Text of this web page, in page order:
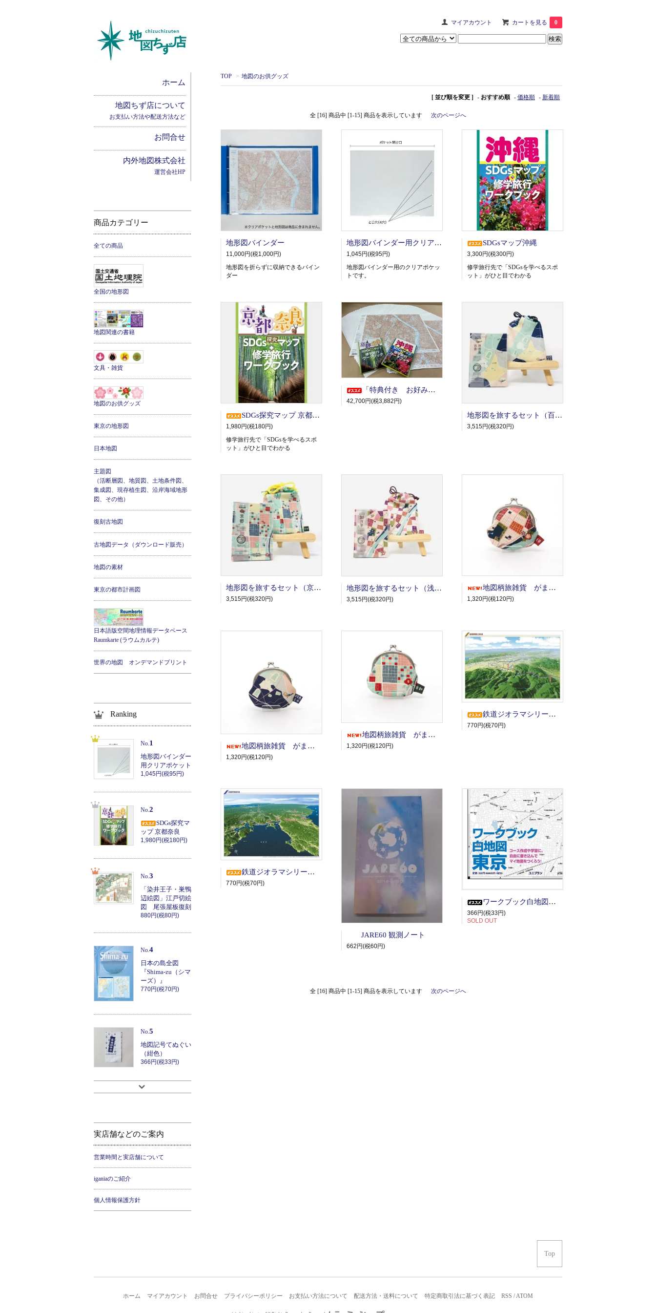
マイアカウント カートを見る 0
TOP > 地図のお供グッズ
[ 並び順を変更 ] - おすすめ順 - 価格順 - 新着順
全 [16] 商品中 [1-15] 商品を表示しています 次のページへ
地形図バインダー
11,000円(税1,000円)
地形図を折らずに収納できるバイン
ダー
地形図バインダー用クリアポケット
1,045円(税95円)
地形図バインダー用のクリアポケッ
トです。
SDGsマップ沖縄
3,300円(税300円)
修学旅行先で「SDGsを学べるスポ
ット」がひと目でわかる
SDGs探究マップ 京都奈良
1,980円(税180円)
修学旅行先で「SDGsを学べるスポ
ット」がひと目でわかる
「特典付き お好み地形図50枚セット」
42,700円(税3,882円)
地形図を旅するセット（百舌鳥・古市古墳群）御朱印帳＆巾着＆地形図1枚
3,515円(税320円)
地形図を旅するセット（京都）御朱印帳＆巾着＆地形図1枚
3,515円(税320円)
地形図を旅するセット（浅草）御朱印帳＆巾着＆地形図1枚
3,515円(税320円)
地図柄旅雑貨 がまぐち/東京（浅草）
1,320円(税120円)
地図柄旅雑貨 がまぐち/大阪(百舌鳥・古市)
1,320円(税120円)
地図柄旅雑貨 がまぐち/京都
1,320円(税120円)
鉄道ジオラマシリーズ 嵯峨野観光鉄道
770円(税70円)
鉄道ジオラマシリーズ 京都丹後鉄道
770円(税70円)
JARE60 観測ノート
662円(税60円)
ワークブック白地図 東京
366円(税33円)
SOLD OUT
全 [16] 商品中 [1-15] 商品を表示しています 次のページへ
ホーム
地図ちず店について
お支払い方法や配送方法など
お問合せ
内外地図株式会社
運営会社HP
商品カテゴリー
全ての商品
全国の地形図
地図関連の書籍
文具・雑貨
地図のお供グッズ
東京の地形図
日本地図
主題図
（活断層図、地質図、土地条件図、
集成図、現存植生図、沿岸海域地形
図、その他）
復刻古地図
古地図データ（ダウンロード販売）
地図の素材
東京の都市計画図
日本語版空間地理情報データベース
Raumkarte (ラウムカルテ)
世界の地図 オンデマンドプリント
Ranking
No.1
地形図バインダー
用クリアポケット
1,045円(税95円)
No. 2
SDGs探究マ
ップ 京都奈良
1,980円(税180円)
No. 3
「染井王子・巣鴨
辺絵図」江戸切絵
図 尾張屋板復刻
880円(税80円)
No.4
日本の島全図
『Shima-zu（シマ
ーズ）』
770円(税70円)
No.5
地図記号てぬぐい
（紺色）
366円(税33円)
実店舗などのご案内
営業時間と実店舗について
iganiaのご紹介
個人情報保護方針
Top
ホーム マイアカウント お問合せ プライバシーポリシー お支払い方法について 配送方法・送料について 特定商取引法に基づく表記 RSS /ATOM